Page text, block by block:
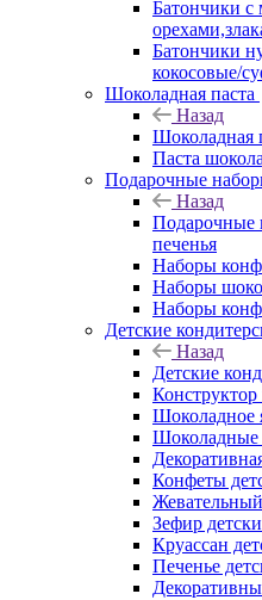
Батончики с
Батончики
кокосовые/
Шоколадная паста
Назад
Шоколадная
Паста
Подарочные
Назад
Подарочные
печенья
Наборы
Наборы
Наборы
Детские
Назад
Детские
Шоколадное
Шоколадные
Конфеты
Зефир
Круассан
Печенье